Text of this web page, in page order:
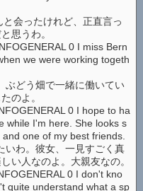
会ったけれど、正直言っ
思うわ。
0 I miss Bern
we were working togeth
ぶどう畑で一緒に働いてい
のよ。
0 I hope to ha
while I'm here. She looks s
one of my best friends.
いわ。彼女、一見すごく真
い人なのよ。大親友なの。
0 I don't kno
quite understand what a sp